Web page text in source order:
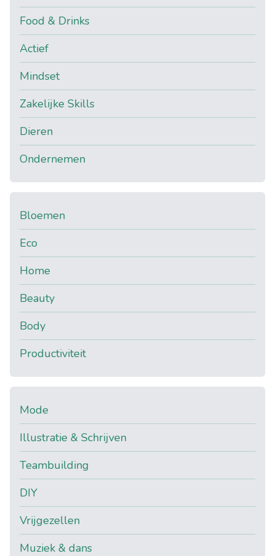
Food & Drinks
Actief
Mindset
Zakelijke Skills
Dieren
Ondernemen
Bloemen
Eco
Home
Beauty
Body
Productiviteit
Mode
Illustratie & Schrijven
Teambuilding
DIY
Vrijgezellen
Muziek & dans